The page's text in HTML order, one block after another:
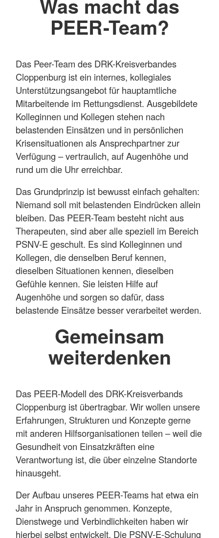
Was macht das
PEER-Team?
Das Peer-Team des DRK-Kreisverbandes
Cloppenburg ist ein internes, kollegiales
Unterstützungsangebot für hauptamtliche
Mitarbeitende im Rettungsdienst. Ausgebildete
Kolleginnen und Kollegen stehen nach
belastenden Einsätzen und in persönlichen
Krisensituationen als Ansprechpartner zur
Verfügung – vertraulich, auf Augenhöhe und
rund um die Uhr erreichbar.
Das Grundprinzip ist bewusst einfach gehalten:
Niemand soll mit belastenden Eindrücken allein
bleiben. Das PEER-Team besteht nicht aus
Therapeuten, sind aber alle speziell im Bereich
PSNV-E geschult. Es sind Kolleginnen und
Kollegen, die denselben Beruf kennen,
dieselben Situationen kennen, dieselben
Gefühle kennen. Sie leisten Hilfe auf
Augenhöhe und sorgen so dafür, dass
belastende Einsätze besser verarbeitet werden.
Gemeinsam
weiterdenken
Das PEER-Modell des DRK-Kreisverbands
Cloppenburg ist übertragbar. Wir wollen unsere
Erfahrungen, Strukturen und Konzepte gerne
mit anderen Hilfsorganisationen teilen – weil die
Gesundheit von Einsatzkräften eine
Verantwortung ist, die über einzelne Standorte
hinausgeht.
Der Aufbau unseres PEER-Teams hat etwa ein
Jahr in Anspruch genommen. Konzepte,
Dienstwege und Verbindlichkeiten haben wir
hierbei selbst entwickelt. Die PSNV-E-Schulung